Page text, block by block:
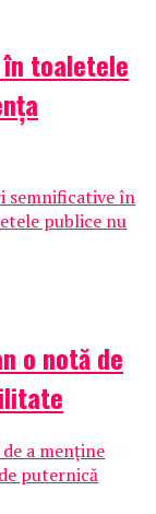
toaletele
semnificative în
publice nu
o notă de
a menține
puternică